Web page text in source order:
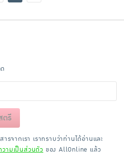
ตรี
รจากเรา เราทราบว่าท่านได้อ่านและ
ามเป็นส่วนตัว ของ AllOnline แล้ว